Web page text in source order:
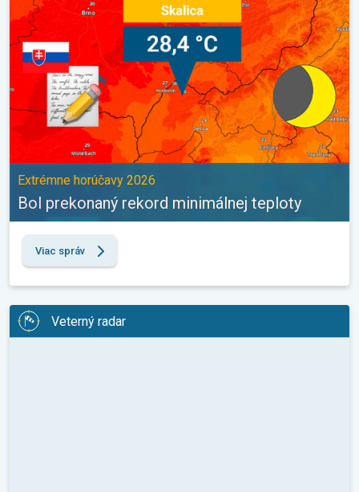
Extrémne horúčavy 2026
Bol prekonaný rekord minimálnej teploty
Viac správ
Veterný radar